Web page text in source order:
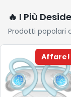
🔥 I Più
Prodotti popolari
Affare!